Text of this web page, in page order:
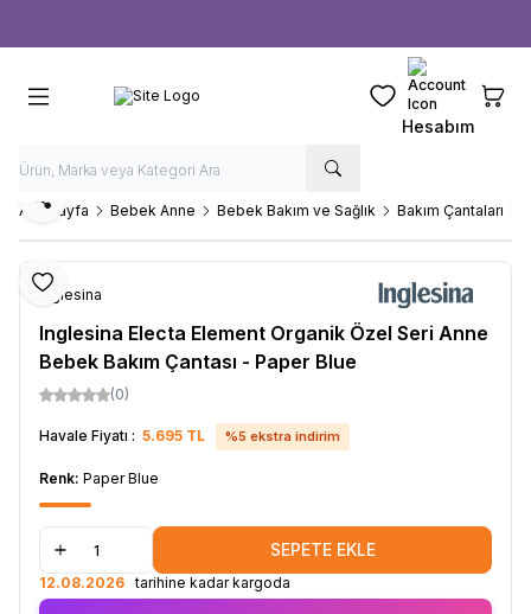
Favorilerim
Hesabım
Ana Sayfa Bebek Anne Bebek Bakım ve Sağlık Bakım Çantaları
Favoriye Ekle
Paylaş
Inglesina
Inglesina Electa Element Organik Özel Seri Anne
Bebek Bakım Çantası - Paper Blue
(0)
Havale Fiyatı : 5.695 TL %5 ekstra indirim
Renk: Paper Blue
SEPETE EKLE
12.08.2026 tarihine kadar kargoda